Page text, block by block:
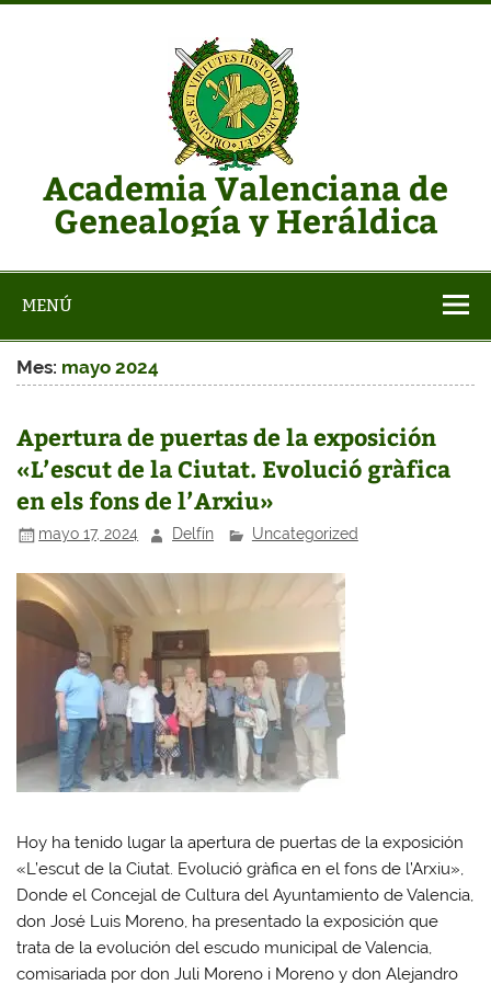
Saltar
Academia Valenciana de
Genealogía y Heráldica
MENÚ
Mes: mayo 2024
Apertura de puertas de la exposición
«L’escut de la Ciutat. Evolució gràfica
en els fons de l’Arxiu»
mayo 17, 2024 Delfín Uncategorized
Hoy ha tenido lugar la apertura de puertas de la exposición
«L’escut de la Ciutat. Evolució gràfica en el fons de l’Arxiu»,
Donde el Concejal de Cultura del Ayuntamiento de Valencia,
don José Luis Moreno, ha presentado la exposición que
trata de la evolución del escudo municipal de Valencia,
comisariada por don Juli Moreno i Moreno y don Alejandro